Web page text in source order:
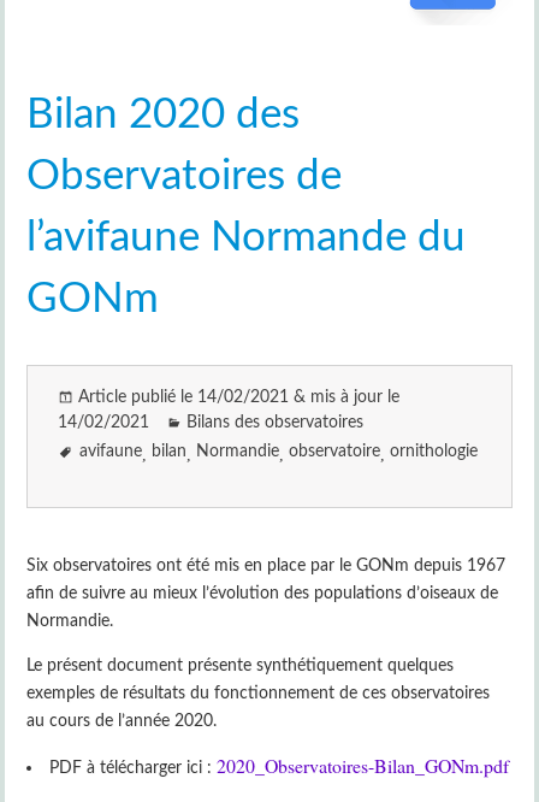
Bilan 2020 des
Observatoires de
l’avifaune Normande du
GONm
Article publié le 14/02/2021 & mis à jour le
14/02/2021
Bilans des observatoires
avifaune
bilan Normandie observatoire ornithologie
Six observatoires ont été mis en place par le GONm depuis 1967
afin de suivre au mieux l’évolution des populations d’oiseaux de
Normandie.
Le présent document présente synthétiquement quelques
exemples de résultats du fonctionnement de ces observatoires
au cours de l’année 2020.
PDF à télécharger ici :2020_Observatoires-Bilan_GONm.pdf